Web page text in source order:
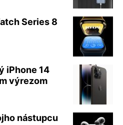
Series 8
iPhone 14
výrezom
nástupcu